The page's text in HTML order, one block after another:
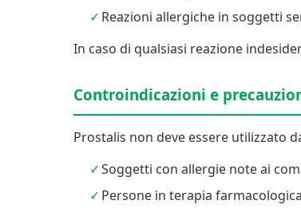
Reazioni allergiche in soggetti
In caso di qualsiasi reazione
Controindicazioni e
Prostalis non deve essere utilizzato
Soggetti con allergie note ai
Persone in terapia